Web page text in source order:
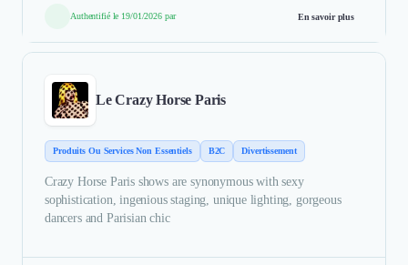
Authentifié le 19/01/2026 par En savoir plus
Le Crazy Horse Paris
Produits Ou Services Non Essentiels B2C Divertissement
Crazy Horse Paris shows are synonymous with sexy
sophistication, ingenious staging, unique lighting, gorgeous
dancers and Parisian chic